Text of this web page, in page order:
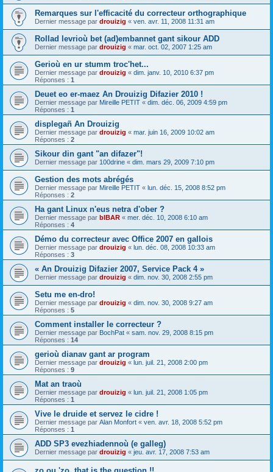
Remarques sur l'efficacité du correcteur orthographique
Dernier message par drouizig « ven. avr. 11, 2008 11:31 am
Rollad levrioù bet (ad)embannet gant sikour ADD
Dernier message par drouizig « mar. oct. 02, 2007 1:25 am
Gerioù en ur stumm troc'het...
Dernier message par drouizig « dim. janv. 10, 2010 6:37 pm
Réponses : 1
Deuet eo er-maez An Drouizig Difazier 2010 !
Dernier message par Mireille PETIT « dim. déc. 06, 2009 4:59 pm
Réponses : 1
displegañ An Drouizig
Dernier message par drouizig « mar. juin 16, 2009 10:02 am
Réponses : 2
Sikour din gant "an difazer"!
Dernier message par 100drine « dim. mars 29, 2009 7:10 pm
Gestion des mots abrégés
Dernier message par Mireille PETIT « lun. déc. 15, 2008 8:52 pm
Réponses : 2
Ha gant Linux n'eus netra d'ober ?
Dernier message par bIBAR « mer. déc. 10, 2008 6:10 am
Réponses : 4
Démo du correcteur avec Office 2007 en gallois
Dernier message par drouizig « lun. déc. 08, 2008 10:33 am
Réponses : 3
« An Drouizig Difazier 2007, Service Pack 4 »
Dernier message par drouizig « dim. nov. 30, 2008 2:55 pm
Setu me en-dro!
Dernier message par drouizig « dim. nov. 30, 2008 9:27 am
Réponses : 5
Comment installer le correcteur ?
Dernier message par BochPat « sam. nov. 29, 2008 8:15 pm
Réponses : 14
gerioù dianav gant ar program
Dernier message par drouizig « lun. juil. 21, 2008 2:00 pm
Réponses : 9
Mat an traoù
Dernier message par drouizig « lun. juil. 21, 2008 1:05 pm
Réponses : 1
Vive le druide et servez le cidre !
Dernier message par Alan Monfort « ven. avr. 18, 2008 5:52 pm
Réponses : 1
ADD SP3 evezhiadennoù (e galleg)
Dernier message par drouizig « jeu. avr. 17, 2008 7:53 am